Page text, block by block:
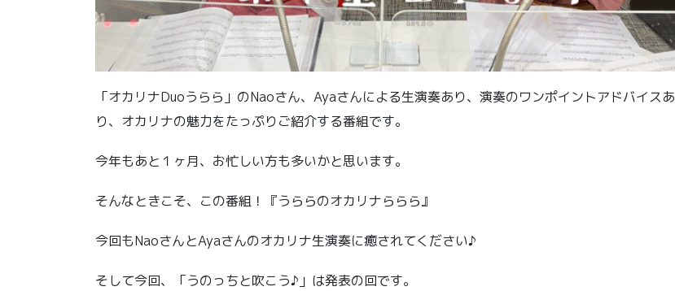
「オカリナDuoうらら」のNaoさん、Ayaさんによる生演奏あり、演奏のワンポイントアドバイスあ
り、オカリナの魅力をたっぷりご紹介する番組です。
今年もあと１ヶ月、お忙しい方も多いかと思います。
そんなときこそ、この番組！『うららのオカリナららら』
今回もNaoさんとAyaさんのオカリナ生演奏に癒されてください♪
そして今回、「うのっちと吹こう♪」は発表の回です。